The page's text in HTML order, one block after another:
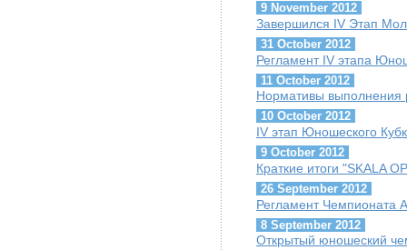
9 November 2012
Завершился IV Этап
31 October 2012
Регламент IV этапа
11 October 2012
Нормативы выполнения
10 October 2012
IV этап Юношеского
9 October 2012
Краткие итоги "SKALA
26 September 2012
Регламент Чемпионата
8 September 2012
Открытый юношеский